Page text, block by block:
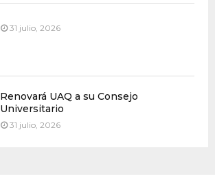
31 julio, 2026
Renovará UAQ a su Consejo
Universitario
31 julio, 2026